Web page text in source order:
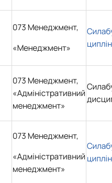
073 Менеджмент,
«Менеджмент»
073 Менеджмент,
«Адміністративний
менеджмент»
073 Менеджмент,
«Адміністративний
менеджмент»